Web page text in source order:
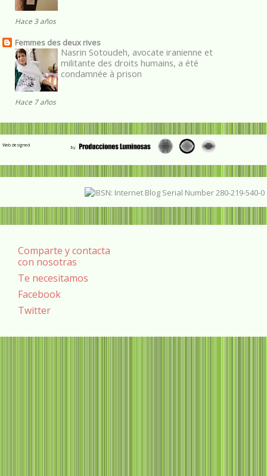
Hace 3 años
Femmes des deux rives
Nasrin Sotoudeh, avocate iranienne et
militante des droits humains, a été
condamnée à prison
Hace 7 años
Web designed
Comparte y contacta
con nosotras
Te necesitamos
Facebook
Twitter